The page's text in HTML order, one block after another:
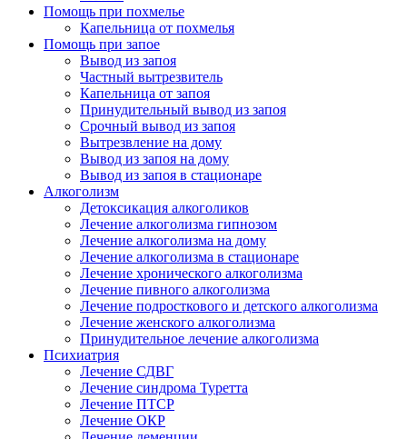
Помощь при похмелье
Капельница от похмелья
Помощь при запое
Вывод из запоя
Частный вытрезвитель
Капельница от запоя
Принудительный вывод из запоя
Срочный вывод из запоя
Вытрезвление на дому
Вывод из запоя на дому
Вывод из запоя в стационаре
Алкоголизм
Детоксикация алкоголиков
Лечение алкоголизма гипнозом
Лечение алкоголизма на дому
Лечение алкоголизма в стационаре
Лечение хронического алкоголизма
Лечение пивного алкоголизма
Лечение подросткового и детского алкоголизма
Лечение женского алкоголизма
Принудительное лечение алкоголизма
Психиатрия
Лечение СДВГ
Лечение синдрома Туретта
Лечение ПТСР
Лечение ОКР